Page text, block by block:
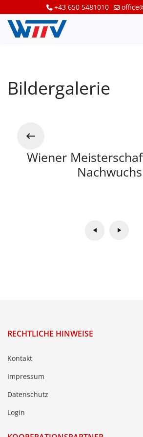
+43 650 5481010
Bildergalerie
Wiener
Nachwuchs
RECHTLICHE HINWEISE
Kontakt
Impressum
Datenschutz
Login